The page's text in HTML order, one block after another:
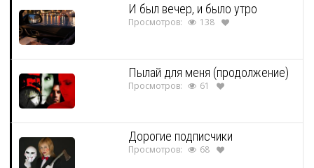
И был вечер, и было утро
Просмотров: 138
Пылай для меня (продолжение)
Просмотров: 61
Дорогие подписчики
Просмотров: 68